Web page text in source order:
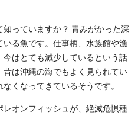
知っていますか？ 青みがかった深
る魚です。仕事柄、水族館や漁
はとても減少しているという話
は沖縄の海でもよく見られてい
くなってきているそうです。
レオンフィッシュが、絶滅危惧種